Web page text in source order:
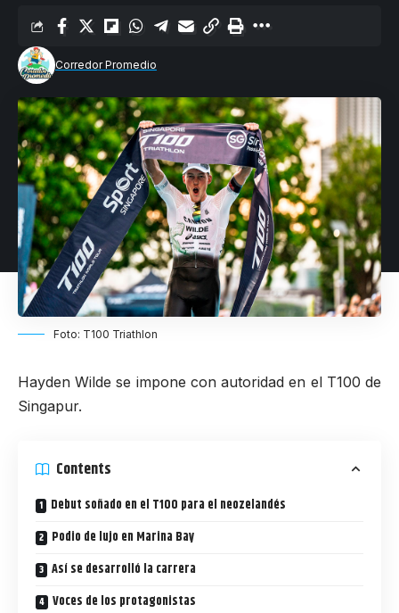
Corredor Promedio
Foto: T100 Triathlon
Hayden Wilde se impone con autoridad en el T100 de
Singapur.
Contents
Debut soñado en el T100 para el neozelandés
Podio de lujo en Marina Bay
Así se desarrolló la carrera
Voces de los protagonistas